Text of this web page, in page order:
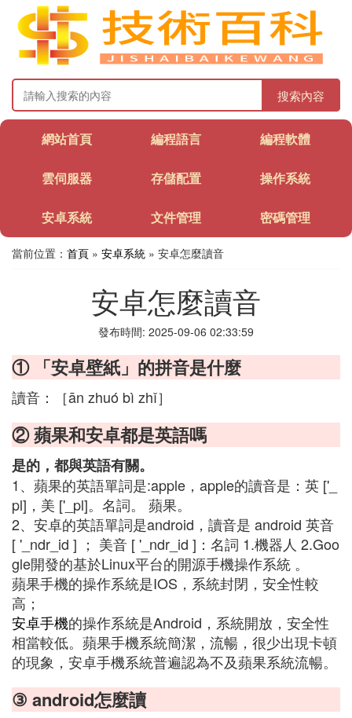
搜索內容
網站首頁 編程語言 編程軟體
雲伺服器 存儲配置 操作系統
安卓系統 文件管理 密碼管理
當前位置： 首頁 » 安卓系統 » 安卓怎麼讀音
安卓怎麼讀音
發布時間: 2025-09-06 02:33:59
① 「安卓壁紙」的拼音是什麼
讀音：［ān zhuó bì zhǐ］
② 蘋果和安卓都是英語嗎
是的，都與英語有關。
1、蘋果的英語單詞是:apple，apple的讀音是：英 ['_
pl]，美 ['_pl]。名詞。 蘋果。
2、安卓的英語單詞是android，讀音是 android 英音
[ '_ndr_id ] ； 美音 [ '_ndr_id ]：名詞 1.機器人 2.Goo
gle開發的基於Linux平台的開源手機操作系統 。
蘋果手機的操作系統是IOS，系統封閉，安全性較
高；
安卓手機的操作系統是Android，系統開放，安全性
相當較低。蘋果手機系統簡潔，流暢，很少出現卡頓
的現象，安卓手機系統普遍認為不及蘋果系統流暢。
③ android怎麼讀